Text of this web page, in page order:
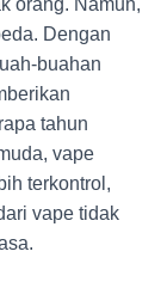
orang. Namun,
Dengan
buahan
tahun
vape
terkontrol,
vape tidak